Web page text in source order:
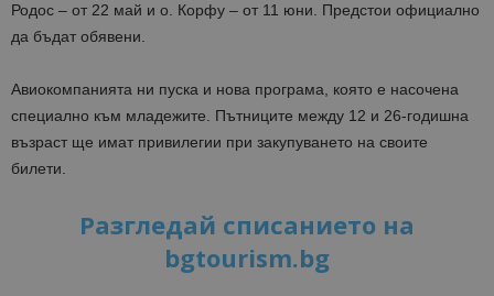
Родос – от 22 май и о. Корфу – от 11 юни. Предстои официално
да бъдат обявени.
Авиокомпанията ни пуска и нова програма, която е насочена
специално към младежите. Пътниците между 12 и 26-годишна
възраст ще имат привилегии при закупуването на своите
билети.
Разгледай списанието на
bgtourism.bg